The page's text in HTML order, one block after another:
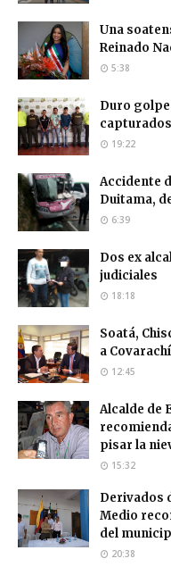
Una
Reinado
5:38
Duro
capturados
19:22
Accidente
Duitama,
6:39
Dos ex
judiciales
18:18
Soatá,
a
12:45
Alcalde de
pisar la
15:32
Derivados
Medio
del
20:38